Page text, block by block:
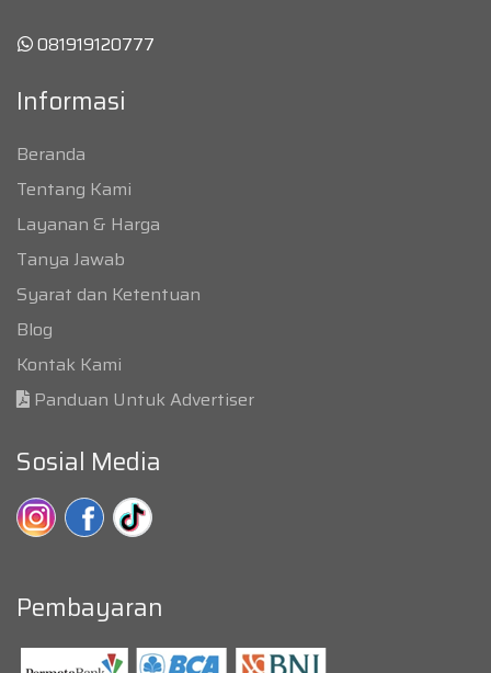
081919120777
Informasi
Beranda
Tentang Kami
Layanan & Harga
Tanya Jawab
Syarat dan Ketentuan
Blog
Kontak Kami
Panduan Untuk Advertiser
Sosial Media
Pembayaran